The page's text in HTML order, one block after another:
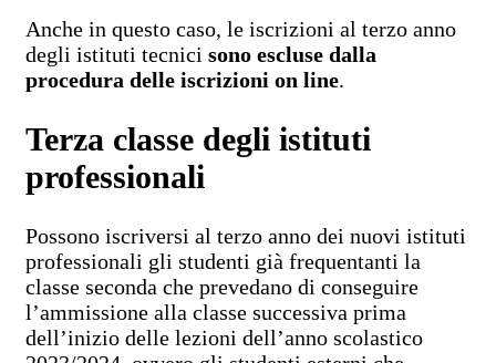
Anche in questo caso, le iscrizioni al terzo anno
degli istituti tecnici sono escluse dalla
procedura delle iscrizioni on line.
Terza classe degli istituti
professionali
Possono iscriversi al terzo anno dei nuovi istituti
professionali gli studenti già frequentanti la
classe seconda che prevedano di conseguire
l’ammissione alla classe successiva prima
dell’inizio delle lezioni dell’anno scolastico